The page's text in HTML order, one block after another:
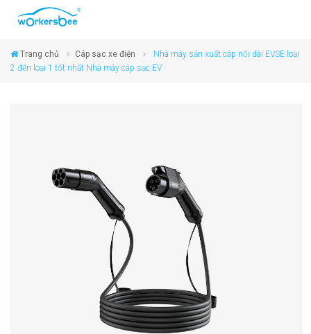
Trang chủ Cáp sạc xe điện
Nhà máy sản xuất cáp nối dài EVSE loại
2 đến loại 1 tốt nhất Nhà máy cáp sạc EV